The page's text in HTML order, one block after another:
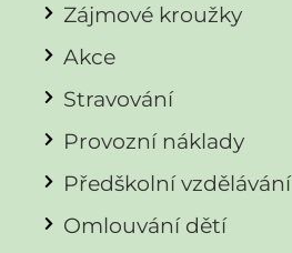
Zájmové kroužky
Akce
Stravování
Provozní náklady
Předškolní vzdělávání
Omlouvání dětí